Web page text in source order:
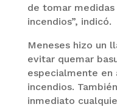
de tomar
incendios”, indicó.
Meneses hizo un
evitar quemar
especialmente en
incendios.
inmediato